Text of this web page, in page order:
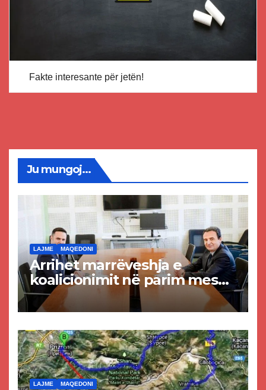
Fakte interesante për jetën!
Ju mungoj...
LAJME MAQEDONI
Arrihet marrëveshja e
koalicionimit në parim mes
Kurtit dhe Abdixhikut
LAJME MAQEDONI